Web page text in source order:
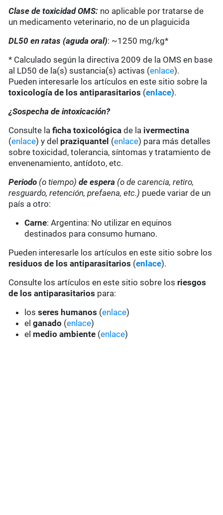
Clase de toxicidad OMS: no aplicable por tratarse de
un medicamento veterinario, no de un plaguicida
DL50 en ratas (aguda oral): ~1250 mg/kg*
* Calculado según la directiva 2009 de la OMS en base
al LD50 de la(s) sustancia(s) activas (enlace).
Pueden interesarle los artículos en este sitio sobre la
toxicología de los antiparasitarios (enlace).
¿Sospecha de intoxicación?
Consulte laficha toxicológica de la ivermectina
(enlace) y del praziquantel (enlace) para más detalles
sobre toxicidad, tolerancia, síntomas y tratamiento de
envenenamiento, antídoto, etc.
Periodo (o tiempo) de espera (o de carencia, retiro,
resguardo, retención, prefaena, etc.) puede variar de un
país a otro:
Carne: Argentina: No utilizar en equinos
destinados para consumo humano.
Pueden interesarle los artículos en este sitio sobre los
residuos de los antiparasitarios (enlace).
Consulte los artículos en este sitio sobre los riesgos
de los antiparasitarios para:
losseres humanos (enlace)
elganado (enlace)
el medio ambiente (enlace)